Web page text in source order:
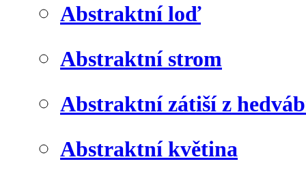
Abstraktní loď
Abstraktní strom
Abstraktní zátiší z
Abstraktní květina